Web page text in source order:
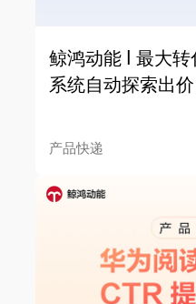
鲸鸿动能 | 最大
系统自动探索出
产品快递